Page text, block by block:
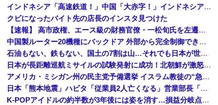
インドネシア「高速鉄道！」中国「大赤字！」インドネシア「運営会社の株式購入！（負債対策」中国「はい（巨額負債」インドネシア「700km延伸計画！（実質中止」→
クビになったバイト先の店長のインスタ見つけた
【速報】 高市政権、エース級の財務官僚・一松旬氏を左遷「彼は協力的でなかった」財務省の言いなりではないことが判明
中国製ルーター20機種にバックドア 外部から完全制御できる機能が仕込まれていた
石油もない、鉄もない、国土の7割は山…それでも日本が世界屈指の経済大国になれた「勤勉さ」以外の勝因！
日本が長距離巡航ミサイルの試験発射に成功！北朝鮮が激怒「日本が戦争国家になろうとしている」「絶対に傍観しない、必ず後悔させる」
アメリカ・ミシガン州の民主党予備選挙 イスラム教徒の“急進左派”候補が勝利確実に⋯トランプ氏は批判
日本「熊本地震」ハビタ「従業員2人亡くなる」営業部長「イオンのスタッフに制止されなかった」日本「部長が連絡後の店員行動を証言（謎」イオン「再入館可能の事実ない」→
K-POPアイドルの約半数が3年後には姿を消す…損益分岐点突破は4％未満